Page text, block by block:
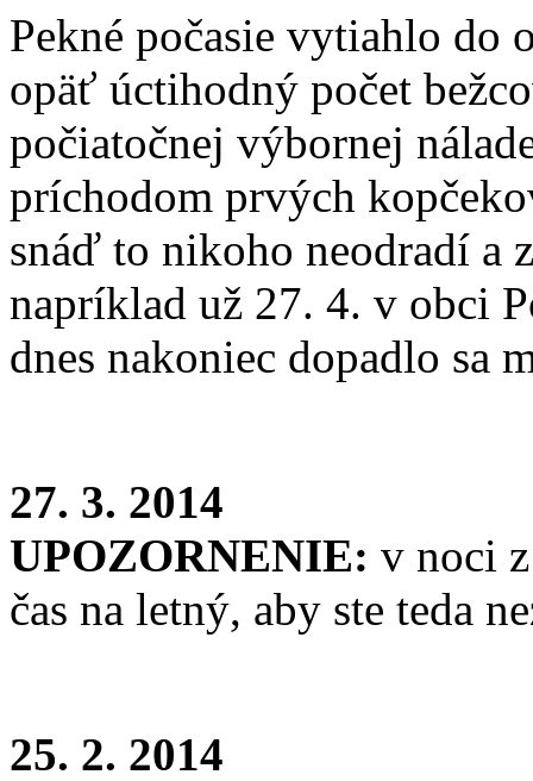
Pekné počasie vytiahlo do
opäť úctihodný počet
počiatočnej výbornej
príchodom prvých
snáď to nikoho neodradí a
napríklad už 27. 4. v obci
dnes nakoniec dopadlo sa
27. 3. 2014
UPOZORNENIE: v noci
čas na letný, aby ste teda
25. 2. 2014